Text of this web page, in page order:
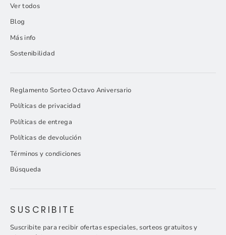
Ver todos
Blog
Más info
Sostenibilidad
Reglamento Sorteo Octavo Aniversario
Políticas de privacidad
Políticas de entrega
Políticas de devolución
Términos y condiciones
Búsqueda
SUSCRIBITE
Suscribite para recibir ofertas especiales, sorteos gratuitos y